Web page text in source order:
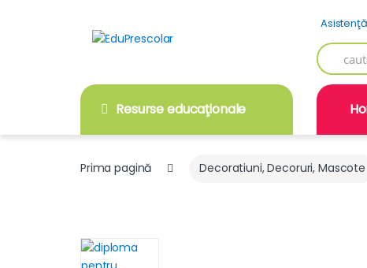
Search
for:
Resurse educaţionale
Prima pagină Decoratiuni, Decoruri, Mascote